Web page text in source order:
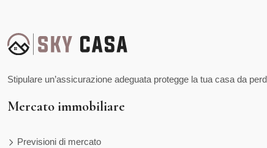
Stipulare un’assicurazione adeguata protegge la tua casa da
Mercato immobiliare
Previsioni di mercato